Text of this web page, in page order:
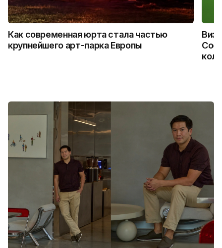
Как современная юрта стала частью
крупнейшего арт-парка Европы